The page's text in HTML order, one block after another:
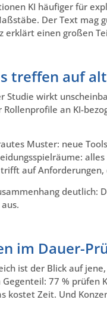
KI häufiger für
Der Text mag
erklärt einen großen
treffen auf
Studie wirkt
an KI-
Muster: neue
trifft auf
deutlich:
im Dauer-
ist der Blick auf
Gegenteil: 77 %
kostet Zeit. Und